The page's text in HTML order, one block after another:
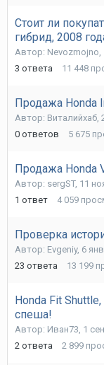
Стоит ли
гибрид, 2008
Автор: Nevozmojno
3 ответа 11 448
Продажа Honda
Автор: Виталийхаб
0 ответов 5 675
Продажа Honda
Автор: sergST, 11
1 ответ 4 059
Проверка
Автор: Evgeniy, 6
23 ответа 13 199
Honda Fit
спеша!
Автор: Иван73 1
2 ответа 2 899